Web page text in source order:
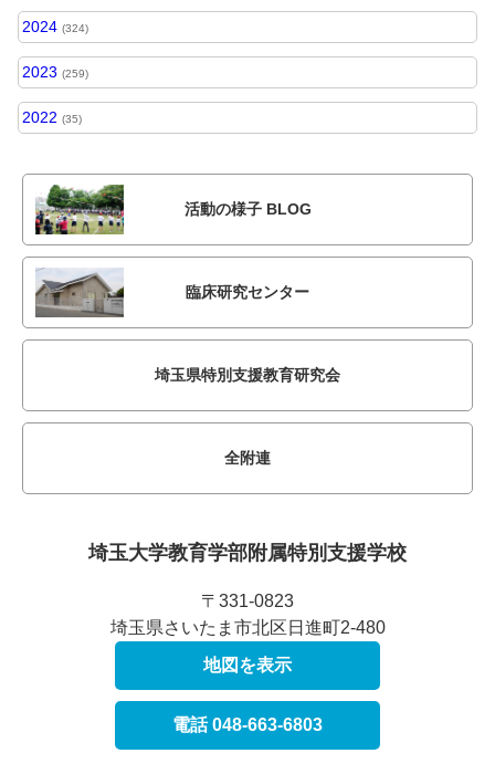
2024 (324)
2023 (259)
2022 (35)
活動の様子 BLOG
臨床研究センター
埼玉県特別支援教育研究会
全附連
埼玉大学教育学部附属特別支援学校
〒331-0823
埼玉県さいたま市北区日進町2-480
地図を表示
電話 048-663-6803